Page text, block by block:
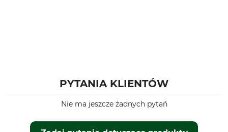
PYTANIA KLIENTÓW
Nie ma jeszcze żadnych pytań